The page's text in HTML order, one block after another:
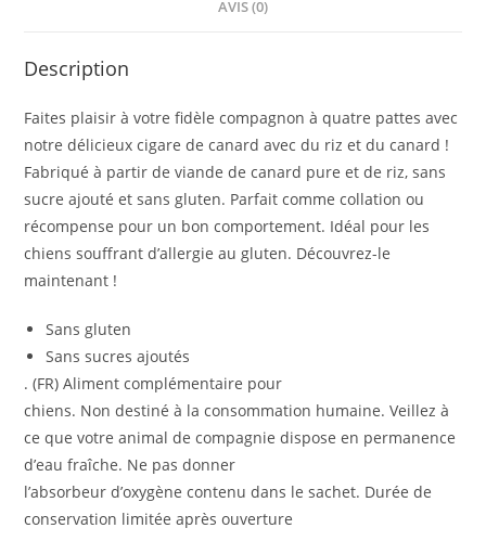
AVIS (0)
Description
Faites plaisir à votre fidèle compagnon à quatre pattes avec
notre délicieux cigare de canard avec du riz et du canard !
Fabriqué à partir de viande de canard pure et de riz, sans
sucre ajouté et sans gluten. Parfait comme collation ou
récompense pour un bon comportement. Idéal pour les
chiens souffrant d’allergie au gluten. Découvrez-le
maintenant !
Sans gluten
Sans sucres ajoutés
. (FR) Aliment complémentaire pour
chiens. Non destiné à la consommation humaine. Veillez à
ce que votre animal de compagnie dispose en permanence
d’eau fraîche. Ne pas donner
l’absorbeur d’oxygène contenu dans le sachet. Durée de
conservation limitée après ouverture